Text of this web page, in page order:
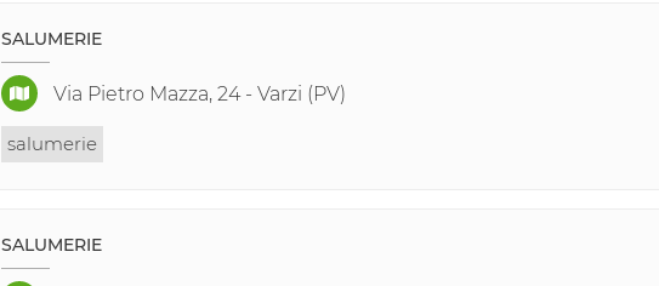
SALUMERIE
Via Pietro Mazza, 24 - Varzi (PV)
salumerie
SALUMERIE